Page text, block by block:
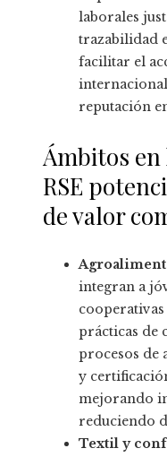
laborales
trazabilidad
facilitar el
reputación
Ámbitos en
RSE
de valor
integran a
cooperativas
prácticas de
procesos de
y
mejorando
reduciendo
Textil y